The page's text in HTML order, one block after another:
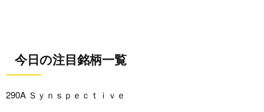
今日の注目銘柄一覧
290A Ｓｙｎｓｐｅｃｔｉｖｅ